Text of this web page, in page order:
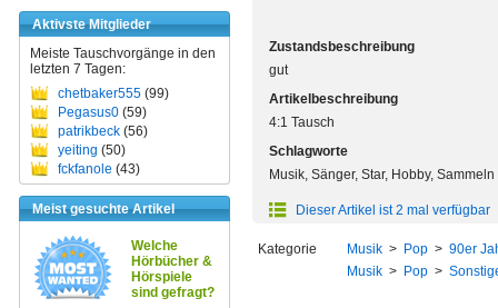
Aktivste Mitglieder
Meiste Tauschvorgänge in den
letzten 7 Tagen:
chetbaker555 (99)
Pegasus0 (59)
patrikbeck (56)
yeiting (50)
fckfanole (43)
Meist gesuchte Artikel
Welche
Hörbücher &
Hörspiele
sind gefragt?
Zustandsbeschreibung
gut
Artikelbeschreibung
4:1 Tausch
Schlagworte
Musik, Sänger, Star, Hobby, Sammeln
Dieser Artikel ist 2 mal verfügbar
Kategorie Musik > Pop > 90er
Musik > Pop >